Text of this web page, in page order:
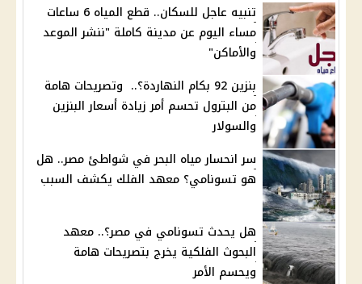
تنبيه عاجل للسكان.. قطع المياه 6 ساعات
مساء اليوم عن مدينة كاملة "ننشر الموعد
والأماكن"
بنزين 92 بكام النهاردة؟.. وتصريحات هامة
من البترول تحسم أمر زيادة أسعار البنزين
والسولار
سر انحسار مياه البحر في شواطئ مصر.. هل
هو تسونامي؟ معهد الفلك يكشف السبب
هل يحدث تسونامي في مصر؟.. معهد
البحوث الفلكية يخرج بتصريحات هامة
ويحسم الأمر